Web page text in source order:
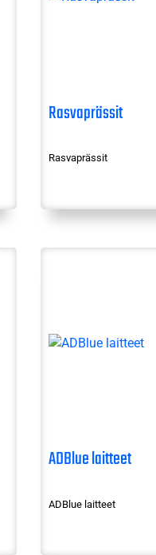
Rasvaprässit
Rasvaprässit
ADBlue laitteet
ADBlue laitteet